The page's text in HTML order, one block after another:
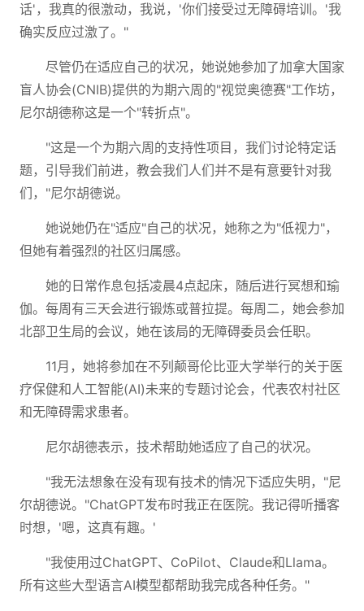
话'，我真的很激动，我说，'你们接受过无障碍培训。'我
确实反应过激了。"
尽管仍在适应自己的状况，她说她参加了加拿大国家
盲人协会(CNIB)提供的为期六周的"视觉奥德赛"工作坊，
尼尔胡德称这是一个"转折点"。
"这是一个为期六周的支持性项目，我们讨论特定话
题，引导我们前进，教会我们人们并不是有意要针对我
们，"尼尔胡德说。
她说她仍在"适应"自己的状况，她称之为"低视力"，
但她有着强烈的社区归属感。
她的日常作息包括凌晨4点起床，随后进行冥想和瑜
伽。每周有三天会进行锻炼或普拉提。每周二，她会参加
北部卫生局的会议，她在该局的无障碍委员会任职。
11月，她将参加在不列颠哥伦比亚大学举行的关于医
疗保健和人工智能(AI)未来的专题讨论会，代表农村社区
和无障碍需求患者。
尼尔胡德表示，技术帮助她适应了自己的状况。
"我无法想象在没有现有技术的情况下适应失明，"尼
尔胡德说。"ChatGPT发布时我正在医院。我记得听播客
时想，'嗯，这真有趣。'
"我使用过ChatGPT、CoPilot、Claude和Llama。
所有这些大型语言AI模型都帮助我完成各种任务。"